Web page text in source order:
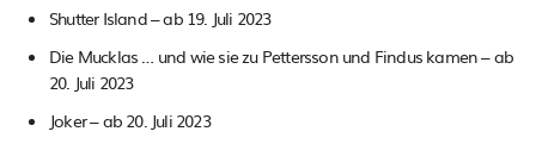
Shutter Island – ab 19. Juli 2023
Die Mucklas … und wie sie zu Pettersson und Findus kamen – ab
20. Juli 2023
Joker – ab 20. Juli 2023